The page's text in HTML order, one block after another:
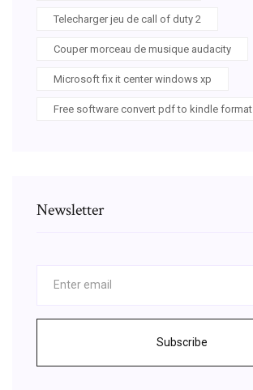
Telecharger jeu de call of duty 2
Couper morceau de musique audacity
Microsoft fix it center windows xp
Free software convert pdf to kindle format
Newsletter
Subscribe